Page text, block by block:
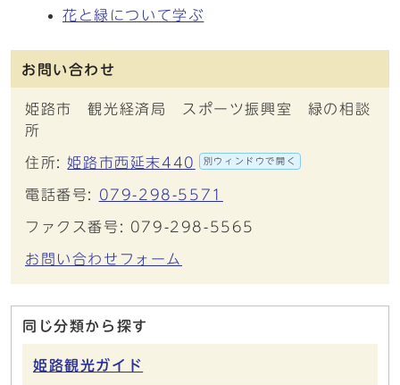
花と緑について学ぶ
お問い合わせ
姫路市 観光経済局 スポーツ振興室 緑の相談
所
住所:姫路市西延末440 別ウィンドウで開く
電話番号: 079-298-5571
ファクス番号: 079-298-5565
お問い合わせフォーム
同じ分類から探す
姫路観光ガイド